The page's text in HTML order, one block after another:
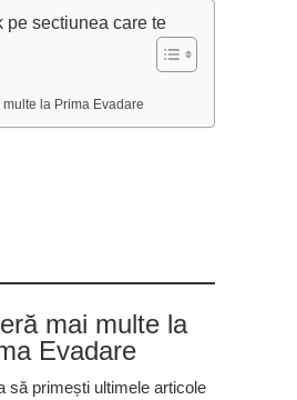
pe sectiunea care te
la Prima Evadare
mai multe la
Evadare
să primești ultimele articole